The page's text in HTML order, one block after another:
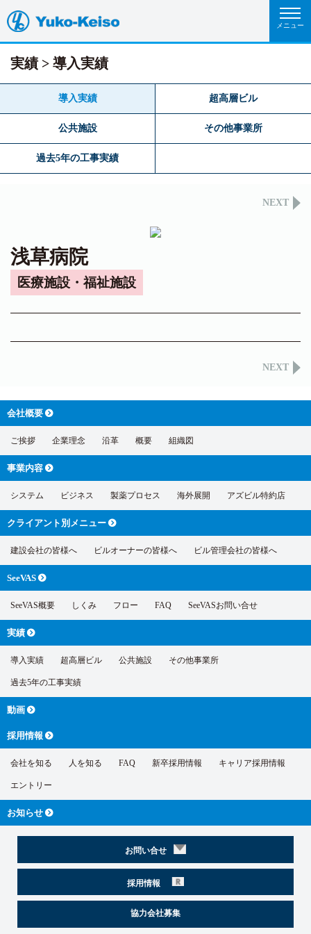
実績 導入実績
導入実績 超高層ビル
公共施設 その他事業所
過去5年の工事実績
NEXT
浅草病院
医療施設・福祉施設
NEXT
会社概要
ご挨拶 企業理念 沿革 概要 組織図
事業内容
システム ビジネス 製薬プロセス 海外展開 アズビル特約店
クライアント別 メニュー
建設会社の皆様へ ビルオーナーの皆様へ ビル管理会社の皆様へ
SeeVAS
SeeVAS概要 しくみ フロー FAQ SeeVASお問い合せ
実績
導入実績 超高層ビル 公共施設 その他事業所
過去5年の工事実績
動画
採用情報
会社を知る 人を知る FAQ 新卒採用情報 キャリア採用情報
エントリー
お知らせ
お問い合せ
採用情報
協力会社募集